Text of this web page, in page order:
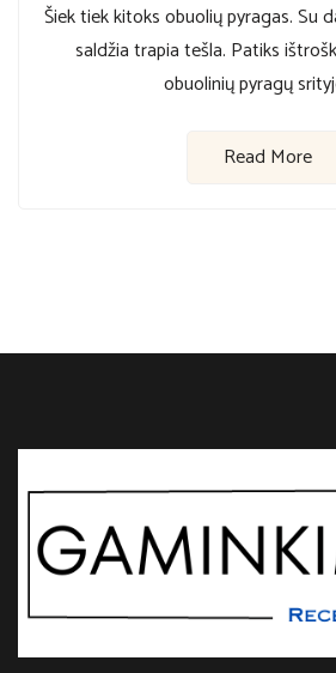
Šiek tiek kitoks obuolių pyragas. Su
saldžia trapia tešla. Patiks
obuolinių pyragų
Read More